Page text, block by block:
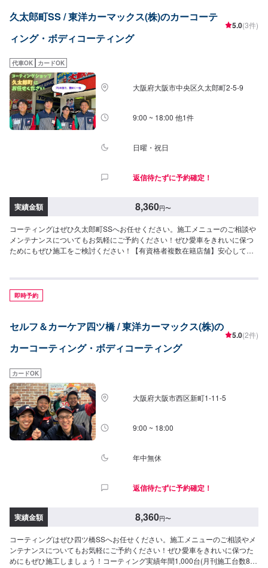
（XL）◎ダイヤモンドキーパー（3〜8時間）ノーメンテナンスで3年間耐久
より強いガラス被膜で塗装により深いツヤをだし強固に守ります。49,900円
（SS）55,100円（S）60,400円（M）64,400円（L）70,900円（LL）90,700
間耐久ダイヤモンドキーパーと同様のガラス被膜が2層でより強固になり、計
3層の被膜で車の綺麗を保ちます。72,200円（SS）79,900円（S）87,600円
（M）93,200円（L）102,900円（LL）131,400円（XL）◎エコダイヤキーパ
ー（3〜8時間）ノーメンテナンスで3年耐久新たに開発されたECOプラスレ
ジンを防ぐ独特な防汚能力を持つ被膜で、自然の雨で汚れが落ちやすくなり
ます。72,200円（SS）79,900円（S）87,600円（M）93,200円（L）
102,900円（LL）131,400円（XL）◎EXキーパー（6時間〜1日）ノーメンテ
上走行している車は研磨が必要な場合もあります）。新車のツヤと輝きを維
久太郎町SS / 東洋カーマックス(株)のカーコーテ
ィング・ボディコーティング
5.0(3件)
代車OK カードOK
大阪府大阪市中央区久太郎町2-5-9
9:00 ~ 18:00 他1件
日曜・祝日
返信待たずに予約確定！
実績金額 8,360円〜
コーティングはぜひ久太郎町SSへお任せください。施工メニューのご相談や
メンテナンスについてもお気軽にご予約ください！ぜひ愛車をきれいに保つ
ためにもぜひ施工をご検討ください！【有資格者複数在籍店舗】安心してお
間〜,耐久期間：30〜60日）8,360円(SSサイズ)8,360円(Sサイズ)9,405円(M
サイズ)10,450円(Lサイズ)11,495円(LLサイズ)○SuperWax（作業時間：3〜4
時間,耐久期間：30〜60日）18,810円(SSサイズ)18,810円(Sサイズ)21,945円
間：6〜7時間,耐久期間：半永久※要メンテナンス）52,250円(SSサイ
ズ)52,250円(Sサイズ)62,700円(Mサイズ)73,150円(Lサイズ)83,600円(LLサイ
ズ)[対応可能KeePerメニュー]○クリスタルキーパー15,770円(SSサイ
ズ)○Wダイヤモンドキーパー65,360円(SSサイズ)72,295円(Sサイズ)79,230円
(Mサイズ)84,360円(Lサイズ)93,100円(LLサイズ)
即時予約
セルフ＆カーケア四ツ橋 / 東洋カーマックス(株)の
カーコーティング・ボディコーティング
5.0(2件)
カードOK
大阪府大阪市西区新町1-11-5
9:00 ~ 18:00
年中無休
返信待たずに予約確定！
実績金額 8,360円〜
コーティングはぜひ四ツ橋SSへお任せください。施工メニューのご相談やメ
ンテナンスについてもお気軽にご予約ください！ぜひ愛車をきれいに保つた
めにもぜひ施工しましょう！コーティング実績年間1,000台(月刊施工台数80